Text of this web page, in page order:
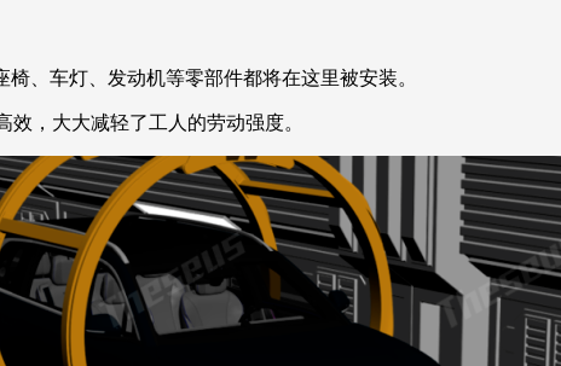
、车灯、发动机等零部件都将在这里被安装。
，大大减轻了工人的劳动强度。